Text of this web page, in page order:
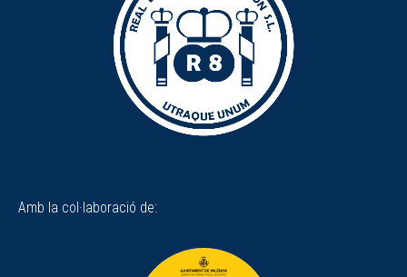
Amb la col·laboració de: